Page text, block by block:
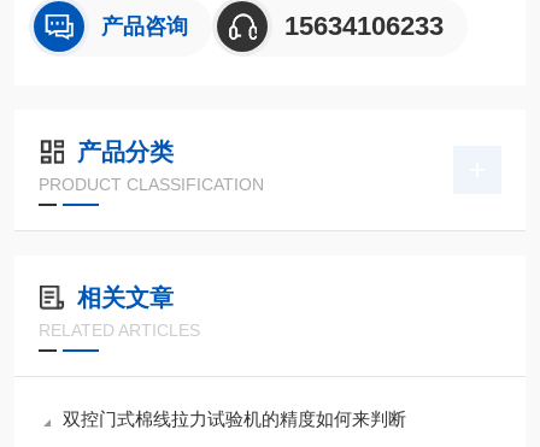
产品咨询 15634106233
产品分类
PRODUCT CLASSIFICATION
相关文章
RELATED ARTICLES
双控门式棉线拉力试验机的精度如何来判断